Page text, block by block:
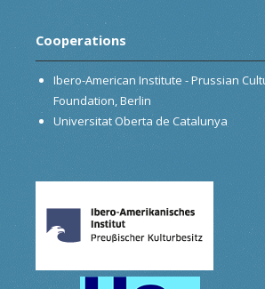
Cooperations
Ibero-American Institute - Prussian
Foundation, Berlin
Universitat Oberta de Catalunya